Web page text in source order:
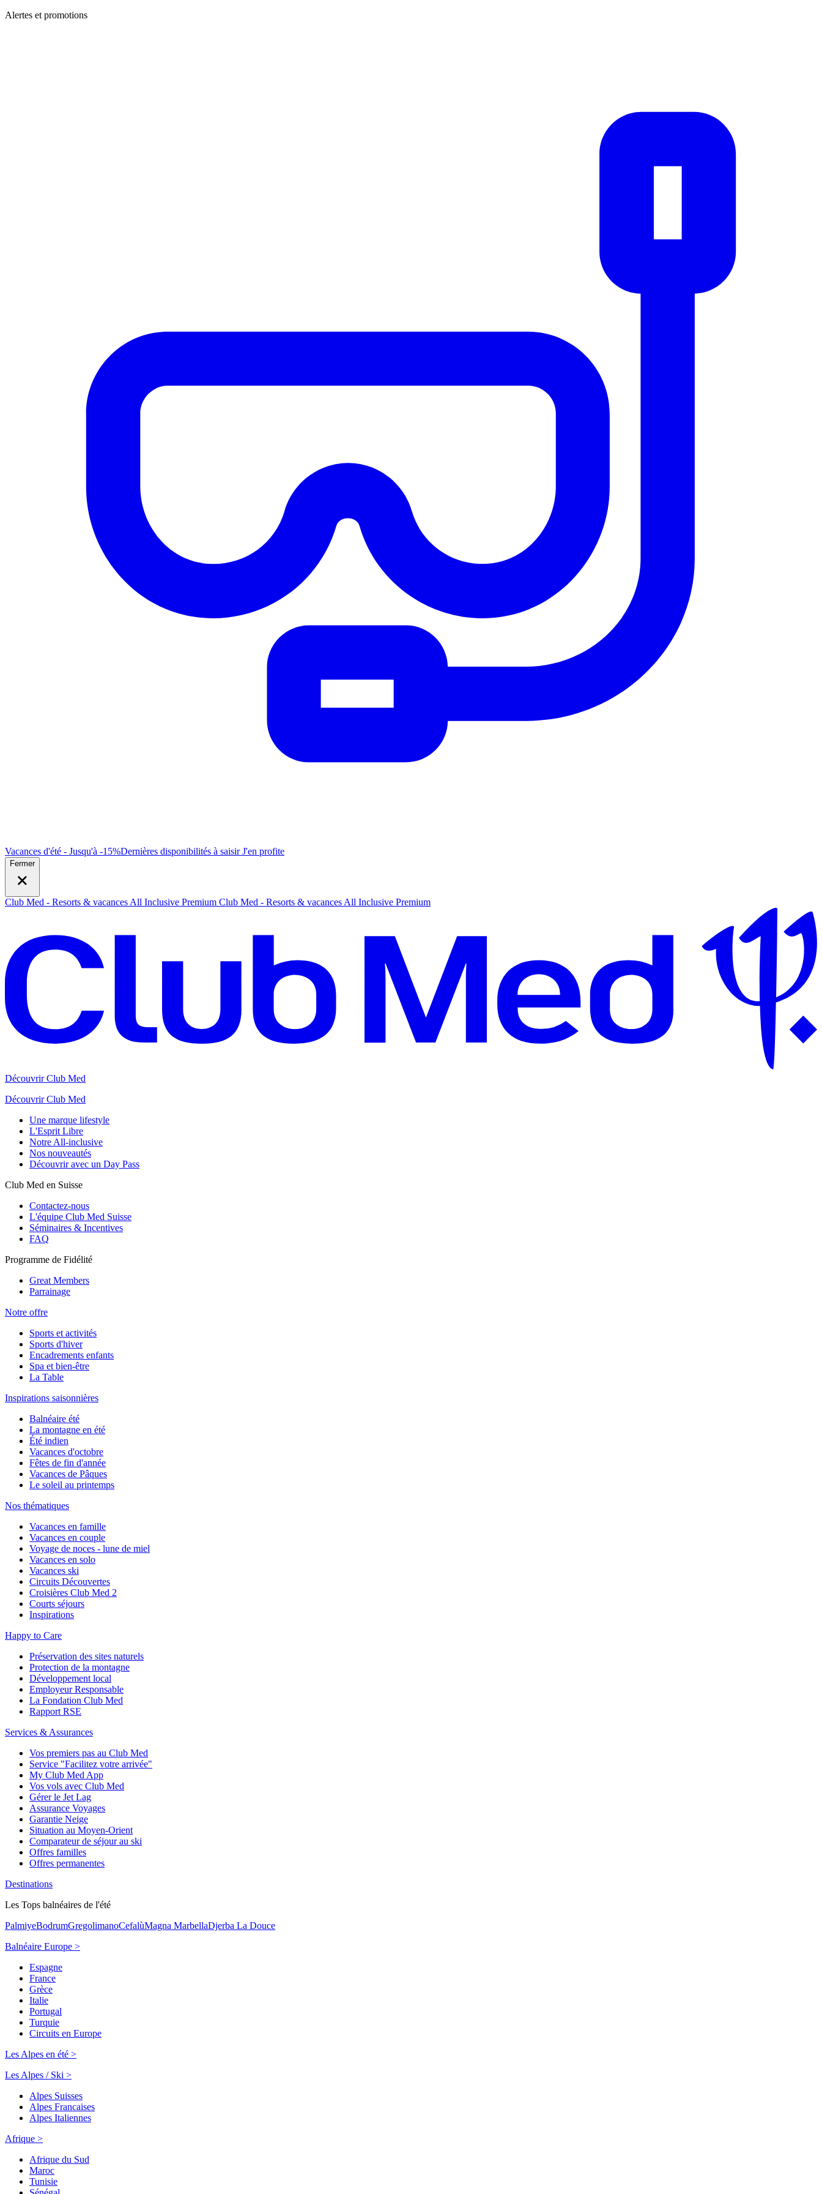
Alertes et promotions
Vacances d'été - Jusqu'à -15%Dernières disponibilités à saisirJ'en profite
Fermer
Club Med - Resorts & vacances All Inclusive Premium Club Med - Resorts & vacances All Inclusive Premium
Découvrir Club Med
Découvrir Club Med
Une marque lifestyle
L'Esprit Libre
Notre All-inclusive
Nos nouveautés
Découvrir avec un Day Pass
Club Med en Suisse
Contactez-nous
L'équipe Club Med Suisse
Séminaires & Incentives
FAQ
Programme de Fidélité
Great Members
Parrainage
Notre offre
Sports et activités
Sports d'hiver
Encadrements enfants
Spa et bien-être
La Table
Inspirations saisonnières
Balnéaire été
La montagne en été
Été indien
Vacances d'octobre
Fêtes de fin d'année
Vacances de Pâques
Le soleil au printemps
Nos thématiques
Vacances en famille
Vacances en couple
Voyage de noces - lune de miel
Vacances en solo
Vacances ski
Circuits Découvertes
Croisières Club Med 2
Courts séjours
Inspirations
Happy to Care
Préservation des sites naturels
Protection de la montagne
Développement local
Employeur Responsable
La Fondation Club Med
Rapport RSE
Services & Assurances
Vos premiers pas au Club Med
Service "Facilitez votre arrivée"
My Club Med App
Vos vols avec Club Med
Gérer le Jet Lag
Assurance Voyages
Garantie Neige
Situation au Moyen-Orient
Comparateur de séjour au ski
Offres familles
Offres permanentes
Destinations
Les Tops balnéaires de l'été
PalmiyeBodrumGregolimanoCefalùMagna MarbellaDjerba La Douce
Balnéaire Europe >
Espagne
France
Grèce
Italie
Portugal
Turquie
Circuits en Europe
Les Alpes en été >
Les Alpes / Ski >
Alpes Suisses
Alpes Francaises
Alpes Italiennes
Afrique >
Afrique du Sud
Maroc
Tunisie